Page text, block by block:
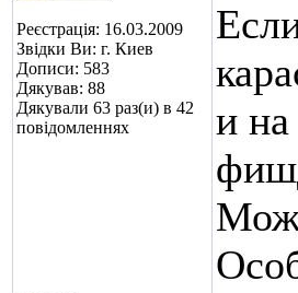
Реєстрація: 16.03.2009
Звідки Ви: г. Киев
Дописи: 583
Дякував: 88
Дякували 63 раз(и) в 42
повідомленнях
и